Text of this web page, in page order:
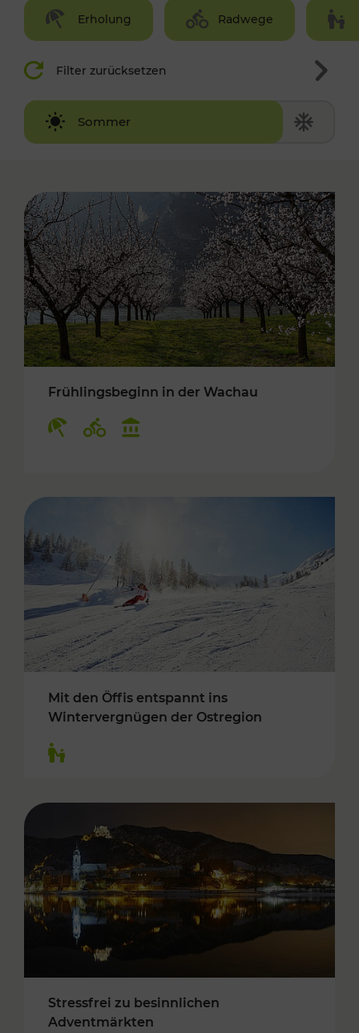
Erholung Radwege
Filter zurücksetzen
Sommer
Winter
Frühlingsbeginn in der Wachau
Mit den Öffis entspannt ins
Wintervergnügen der Ostregion
Stressfrei zu besinnlichen
Adventmärkten